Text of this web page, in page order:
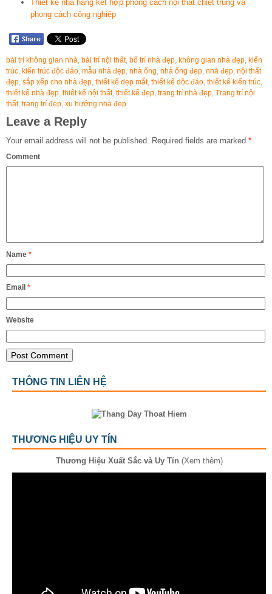
Thiết kế nhà hàng kết hợp phong cách nội thất chiết trung và
phong cách công nghiệp
bài trí không gian nhà bài trí nội thất, bố trí nhà đẹp không gian nhà đẹp kiến
trúc kiến trúc độc đáo mẫu nhà đẹp nhà ống nhà ống đẹp nhà đẹp nội thất
đẹp sắp xếp cho nhà đẹp thiết kế dẹp mắt, thiết kế dộc đáo thiết kế kiến trúc
thiết kế nhà đẹp thiết kế nội thất, thiết kế đẹp trang trí nhà đẹp Trang trí nội
thất, trang trí đẹp xu hướng nhà đẹp
Leave a Reply
Your email address will not be published. Required fields are marked *
Comment
Name *
Email *
Website
THÔNG TIN LIÊN HỆ
THƯƠNG HIỆU UY TÍN
Thương Hiệu Xuất Sắc và Uy Tín (Xem thêm)